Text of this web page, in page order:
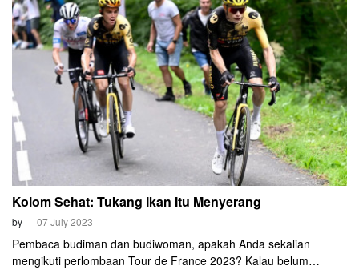
Kolom Sehat: Tukang Ikan Itu Menyerang
by 07 July 2023
Pembaca budiman dan budiwoman, apakah Anda sekalian
mengikuti perlombaan Tour de France 2023? Kalau belum